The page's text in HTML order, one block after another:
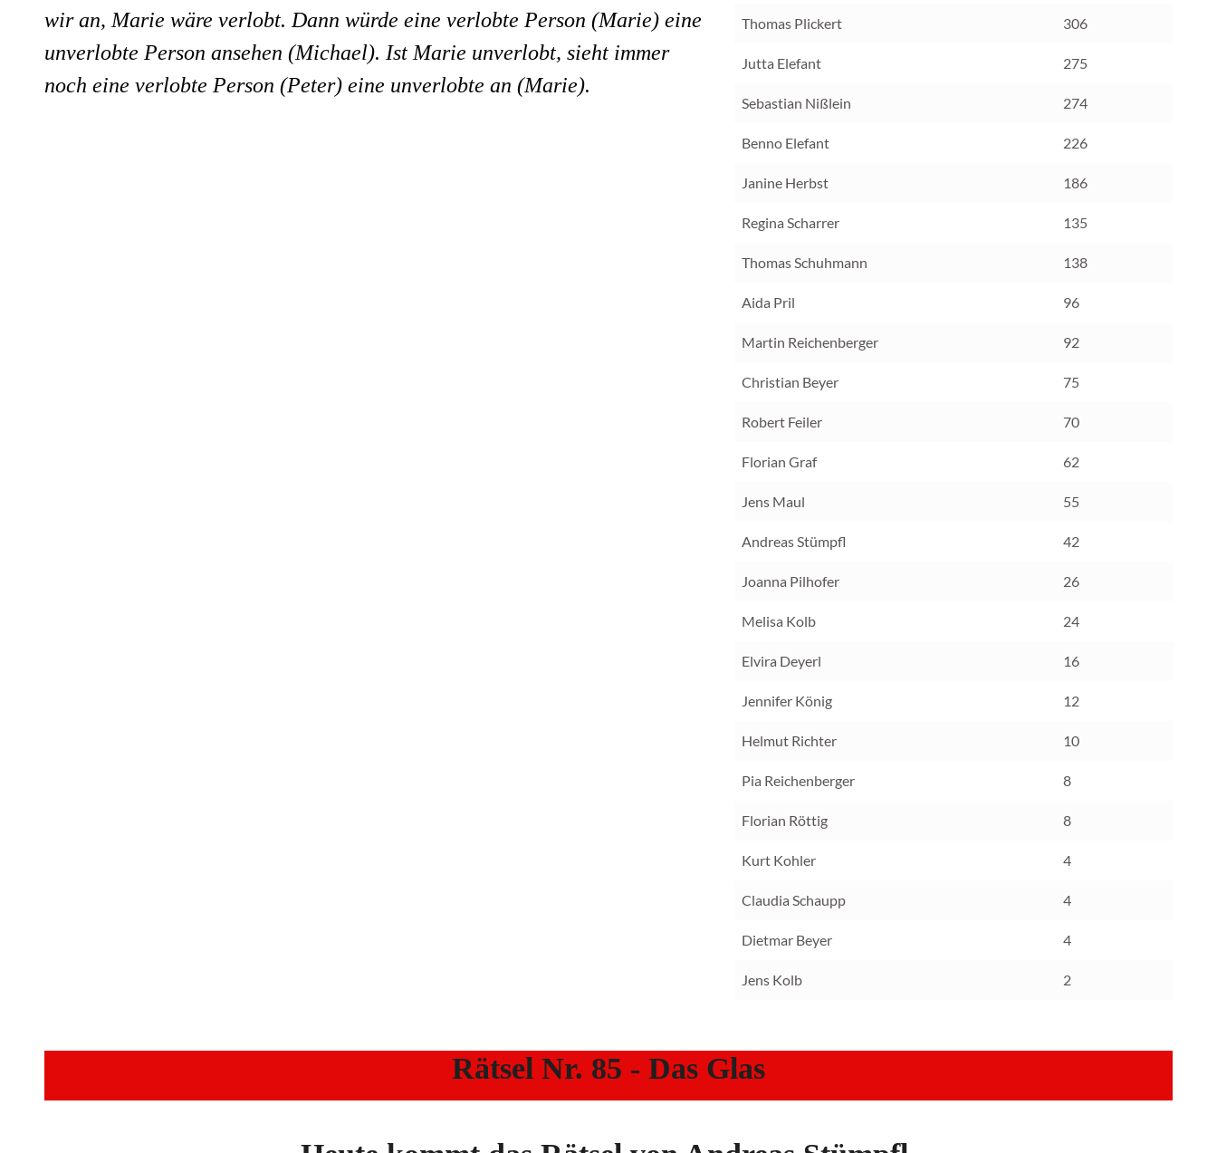
wir an, Marie wäre verlobt. Dann würde eine verlobte Person (Marie) eine
unverlobte Person ansehen (Michael). Ist Marie unverlobt, sieht immer
noch eine verlobte Person (Peter) eine unverlobte an (Marie).
Thomas Plickert 306
Jutta Elefant 275
Sebastian Nißlein 274
Benno Elefant 226
Janine Herbst 186
Regina Scharrer 135
Thomas Schuhmann 138
Aida Pril 96
Martin Reichenberger 92
Christian Beyer 75
Robert Feiler 70
Florian Graf 62
Jens Maul 55
Andreas Stümpfl 42
Joanna Pilhofer 26
Melisa Kolb 24
Elvira Deyerl 16
Jennifer König 12
Helmut Richter 10
Pia Reichenberger 8
Florian Röttig 8
Kurt Kohler 4
Claudia Schaupp 4
Dietmar Beyer 4
Jens Kolb 2
Rätsel Nr. 85 - Das Glas